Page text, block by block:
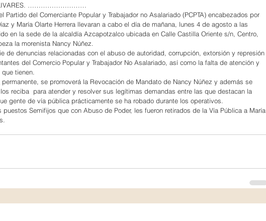
OLIVARES. ………………………
Partido del Comerciante Popular y Trabajador no Asalariado (PCPTA) encabezados por
y María Olarte Herrera llevaran a cabo el día de mañana, lunes 4 de agosto a las
en la sede de la alcaldía Azcapotzalco ubicada en Calle Castilla Oriente s/n, Centro,
la morenista Nancy Núñez.
de denuncias relacionadas con el abuso de autoridad, corrupción, extorsión y represión
del Comercio Popular y Trabajador No Asalariado, así como la falta de atención y
tienen.
se promoverá la Revocación de Mandato de Nancy Núñez y además se
reciba  para atender y resolver sus legítimas demandas entre las que destacan la
gente de vía pública prácticamente se ha robado durante los operativos.
Semifijos que con Abuso de Poder, les fueron retirados de la Vía Pública a María